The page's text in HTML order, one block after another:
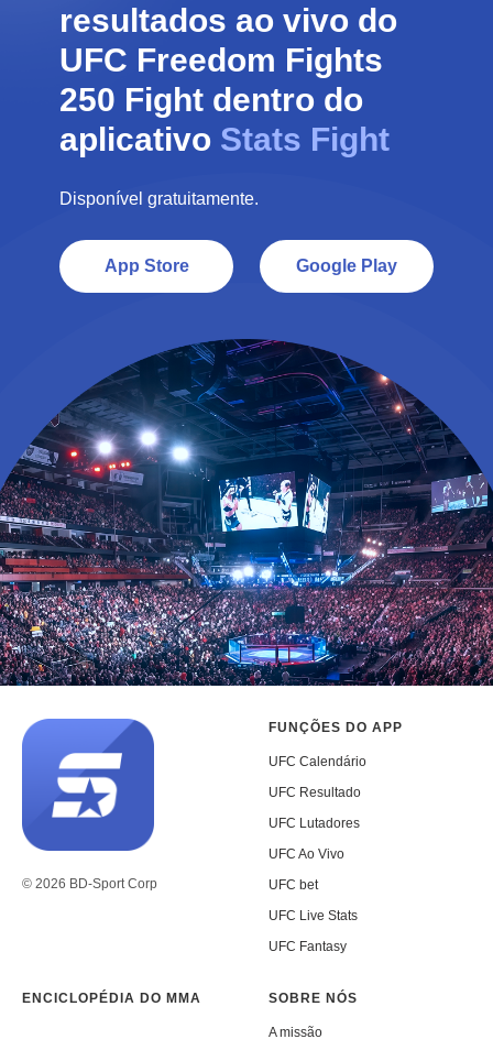
resultados ao vivo do
UFC Freedom Fights
250 Fight dentro do
aplicativo Stats Fight
Disponível gratuitamente.
Google Play
App Store
© 2026 BD-Sport Corp
FUNÇÕES DO APP
UFC Calendário
UFC Resultado
UFC Lutadores
UFC Ao Vivo
UFC bet
UFC Live Stats
UFC Fantasy
ENCICLOPÉDIA DO MMA SOBRE NÓS
A missão